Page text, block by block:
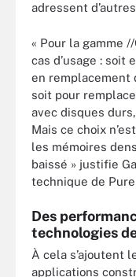
adressent
« Pour la gamme
cas d’usage : soit
en remplacement
soit pour
avec disques
Mais ce choix
les mémoires
baissé » justifie
technique de
Des
technologies
À cela s’ajoutent
applications